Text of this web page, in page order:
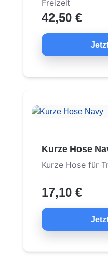
Freizeit
42,50 €
Kurze Hose
Kurze Hose für
17,10 €